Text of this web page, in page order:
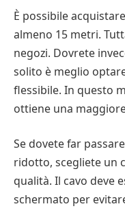
È possibile
almeno 15 metri.
negozi. Dovrete
solito è meglio
flessibile. In questo
ottiene una
Se dovete far
ridotto, scegliete un
qualità. Il cavo deve
schermato per